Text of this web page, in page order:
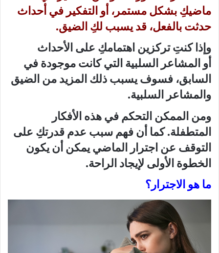
ماضيكِ بشكل مستمر، أو التفكير في أحداث
حدثت بالفعل، قد يسبب لكِ الضيق.
وإذا كنتِ تركزين اهتمامكِ على الأحداث
أو المشاعر السلبية التي كانت موجودة في
السابق، فسوف يسبب ذلك المزيد من الضيق
والمشاعر السلبية.
ومن الممكن التحكم في هذه الأفكار
المتطفلة. كما أن فهم سبب عدم قدرتكِ على
التوقف عن اجترار الماضي يمكن أن يكون
الخطوة الأولى لإيجاد الراحة.
ما هو الاجترار؟